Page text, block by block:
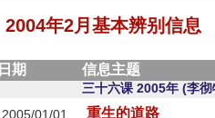
2004年2月基本辨别信息
日期 信息主题
三十六课 2005年 (李彻
2005/01/01
重生的道路